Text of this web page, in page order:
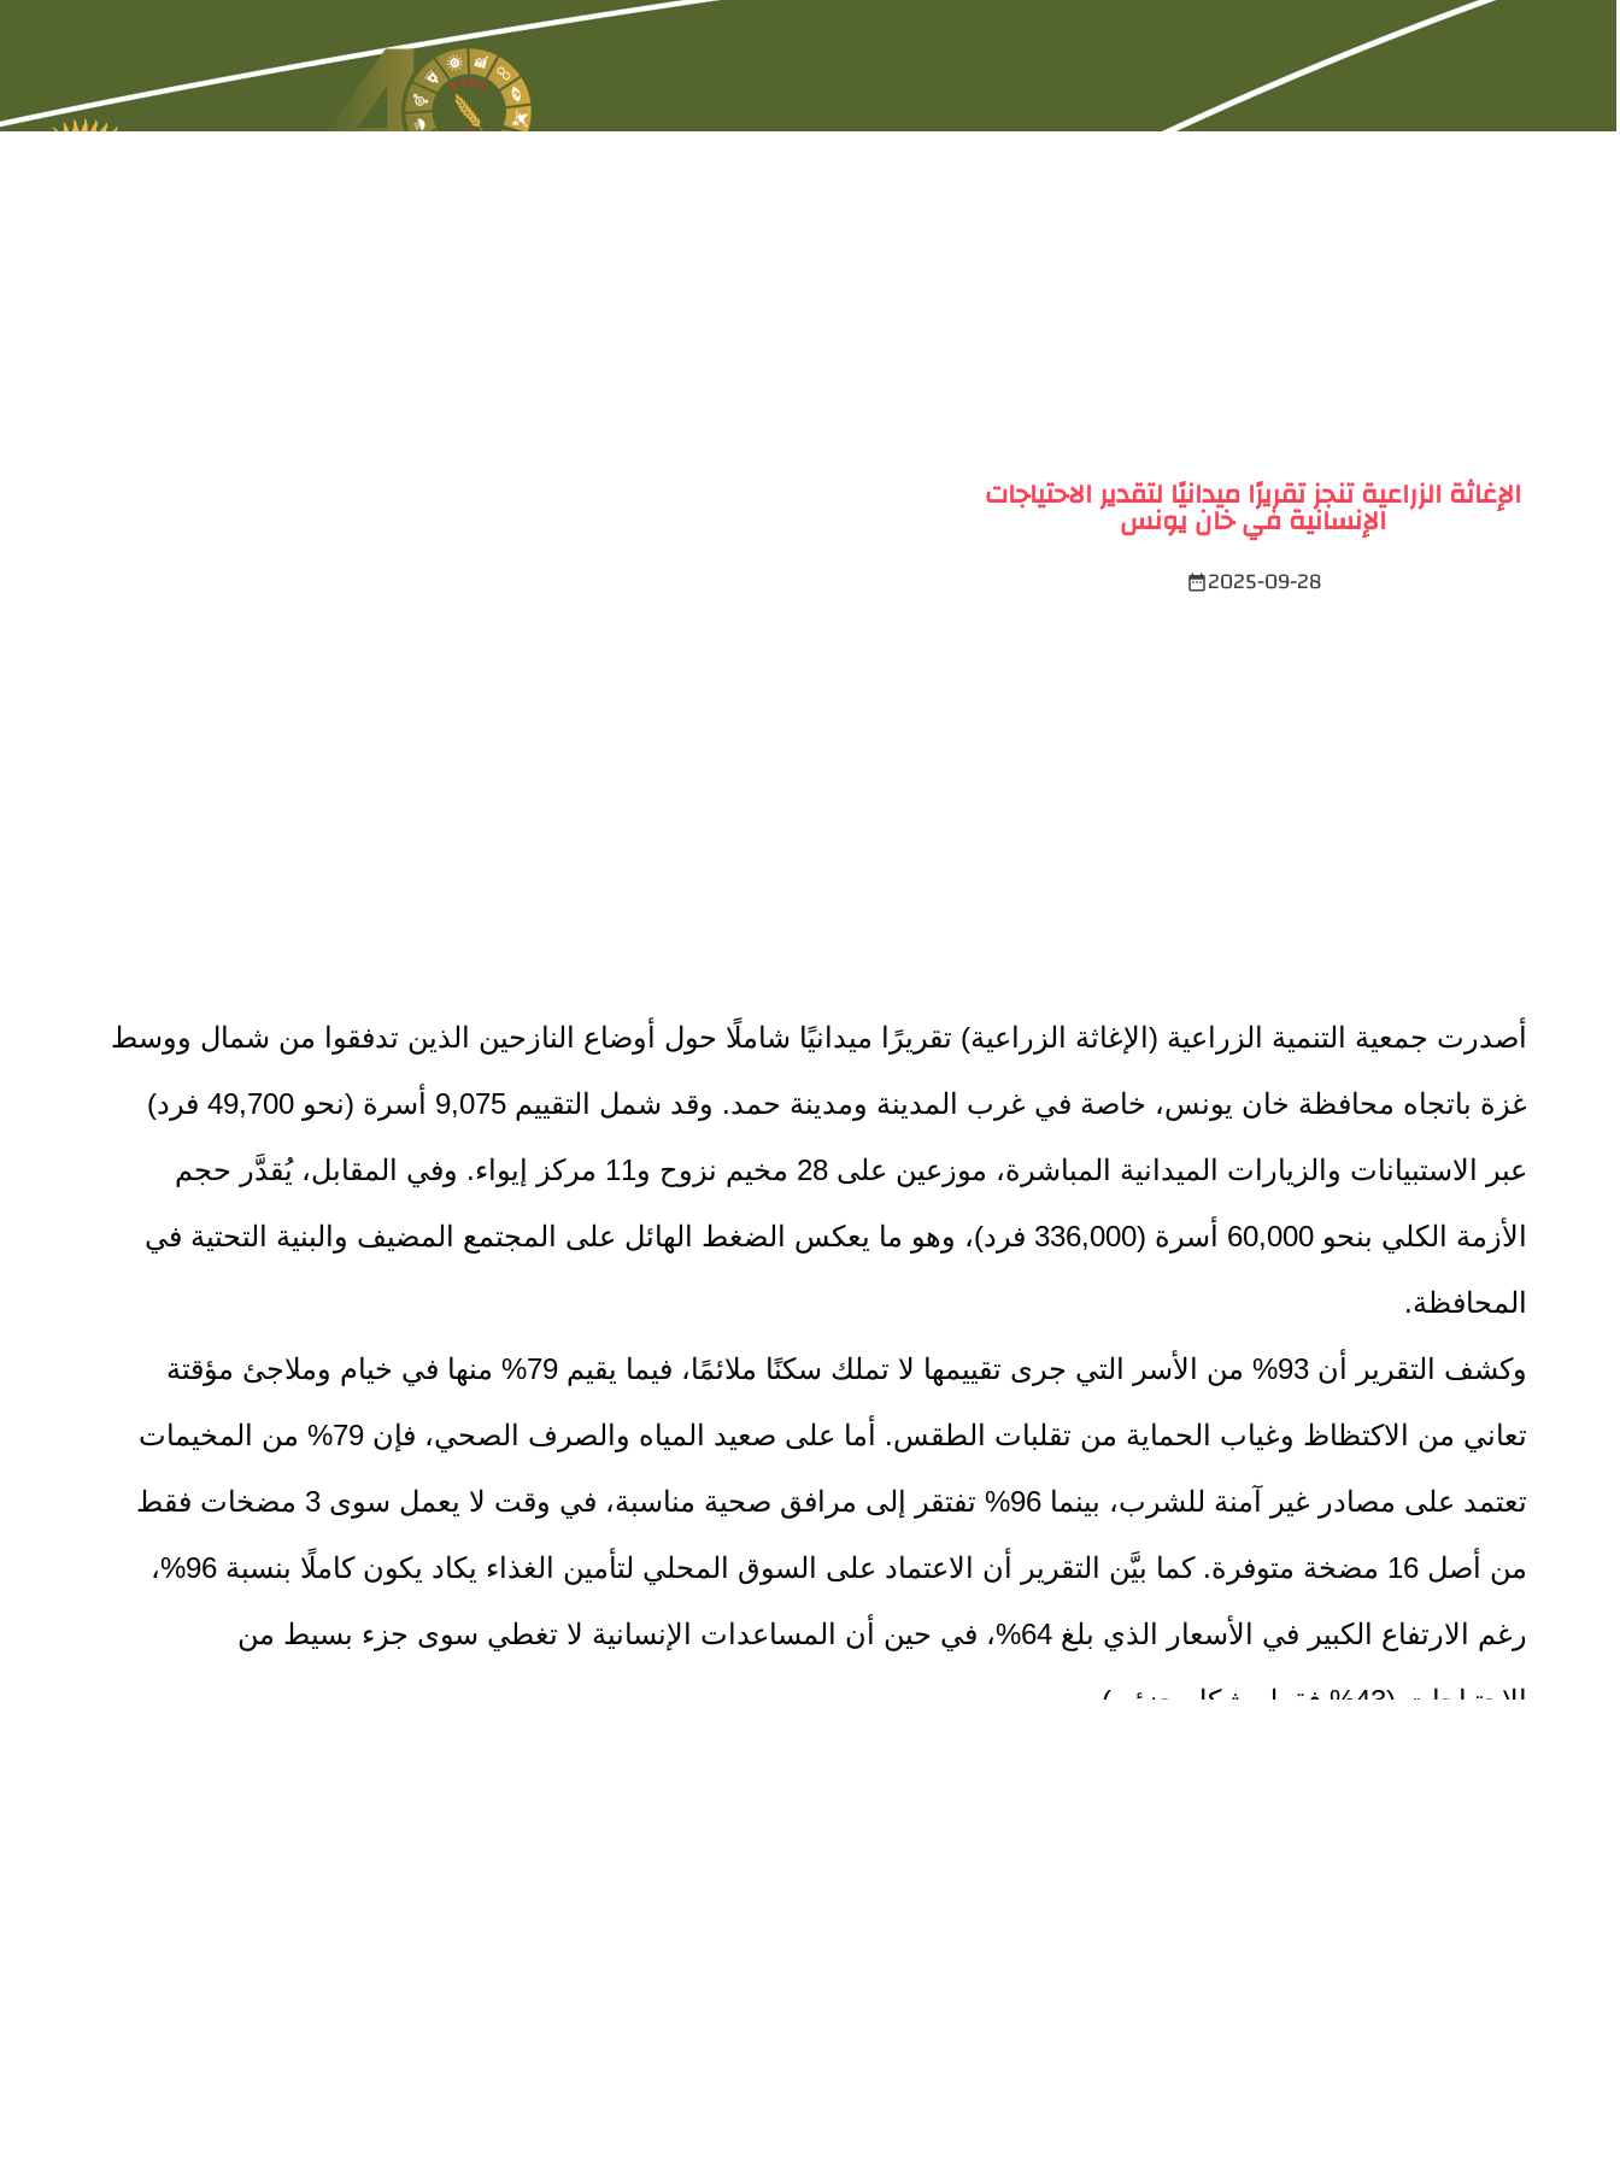
الإغاثة الزراعية تنجز تقريرًا ميدانيًا لتقدير الاحتياجات
الإنسانية في خان يونس
2025-09-28
date_range
أصدرت جمعية التنمية الزراعية (الإغاثة الزراعية) تقريرًا ميدانيًا شاملًا حول أوضاع النازحين الذين تدفقوا من شمال ووسط
غزة باتجاه محافظة خان يونس، خاصة في غرب المدينة ومدينة حمد. وقد شمل التقييم 9,075 أسرة (نحو 49,700 فرد)
عبر الاستبيانات والزيارات الميدانية المباشرة، موزعين على 28 مخيم نزوح و11 مركز إيواء. وفي المقابل، يُقدَّر حجم
الأزمة الكلي بنحو 60,000 أسرة (336,000 فرد)، وهو ما يعكس الضغط الهائل على المجتمع المضيف والبنية التحتية في
المحافظة.
وكشف التقرير أن 93% من الأسر التي جرى تقييمها لا تملك سكنًا ملائمًا، فيما يقيم 79% منها في خيام وملاجئ مؤقتة
تعاني من الاكتظاظ وغياب الحماية من تقلبات الطقس. أما على صعيد المياه والصرف الصحي، فإن 79% من المخيمات
تعتمد على مصادر غير آمنة للشرب، بينما 96% تفتقر إلى مرافق صحية مناسبة، في وقت لا يعمل سوى 3 مضخات فقط
من أصل 16 مضخة متوفرة. كما بيَّن التقرير أن الاعتماد على السوق المحلي لتأمين الغذاء يكاد يكون كاملًا بنسبة 96%،
رغم الارتفاع الكبير في الأسعار الذي بلغ 64%، في حين أن المساعدات الإنسانية لا تغطي سوى جزء بسيط من
الاحتياجات (43% فقط بشكل جزئي).